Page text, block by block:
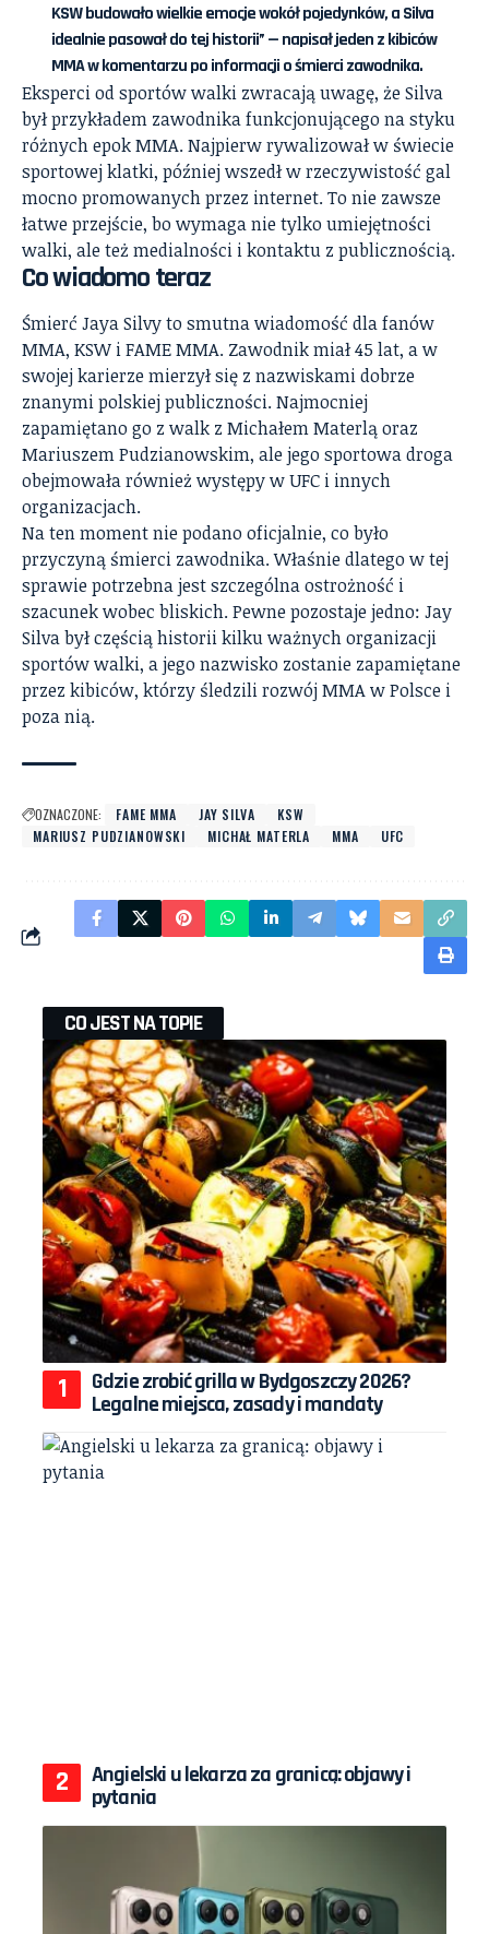
KSW budowało wielkie emocje wokół pojedynków, a Silva
idealnie pasował do tej historii” — napisał jeden z kibiców
MMA w komentarzu po informacji o śmierci zawodnika.
Eksperci od sportów walki zwracają uwagę, że Silva
był przykładem zawodnika funkcjonującego na styku
różnych epok MMA. Najpierw rywalizował w świecie
sportowej klatki, później wszedł w rzeczywistość gal
mocno promowanych przez internet. To nie zawsze
łatwe przejście, bo wymaga nie tylko umiejętności
walki, ale też medialności i kontaktu z publicznością.
Co wiadomo teraz
Śmierć Jaya Silvy to smutna wiadomość dla fanów
MMA, KSW i FAME MMA. Zawodnik miał 45 lat, a w
swojej karierze mierzył się z nazwiskami dobrze
znanymi polskiej publiczności. Najmocniej
zapamiętano go z walk z Michałem Materlą oraz
Mariuszem Pudzianowskim, ale jego sportowa droga
obejmowała również występy w UFC i innych
organizacjach.
Na ten moment nie podano oficjalnie, co było
przyczyną śmierci zawodnika. Właśnie dlatego w tej
sprawie potrzebna jest szczególna ostrożność i
szacunek wobec bliskich. Pewne pozostaje jedno: Jay
Silva był częścią historii kilku ważnych organizacji
sportów walki, a jego nazwisko zostanie zapamiętane
przez kibiców, którzy śledzili rozwój MMA w Polsce i
poza nią.
OZNACZONE: FAME MMA JAY SILVA
KSW
MARIUSZ PUDZIANOWSKI
MICHAŁ MATERLA MMA UFC
CO JEST NA TOPIE
Gdzie zrobić grilla w Bydgoszczy 2026?
Legalne miejsca, zasady i mandaty
Angielski u lekarza za granicą: objawy i
pytania